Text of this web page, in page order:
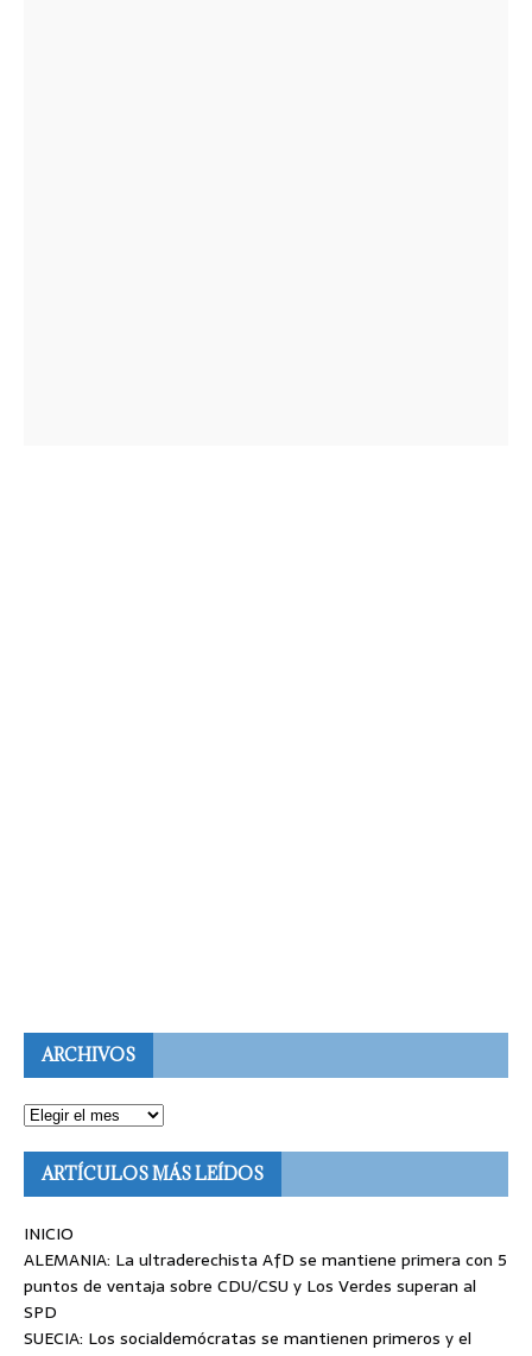
ARCHIVOS
ARTÍCULOS MÁS LEÍDOS
INICIO
ALEMANIA: La ultraderechista AfD se mantiene primera con 5
puntos de ventaja sobre CDU/CSU y Los Verdes superan al
SPD
SUECIA: Los socialdemócratas se mantienen primeros y el